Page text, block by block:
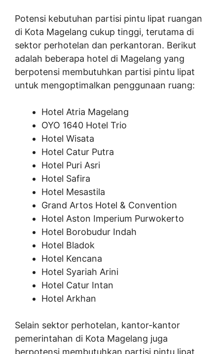
Potensi kebutuhan partisi pintu lipat ruangan
di Kota Magelang cukup tinggi, terutama di
sektor perhotelan dan perkantoran. Berikut
adalah beberapa hotel di Magelang yang
berpotensi membutuhkan partisi pintu lipat
untuk mengoptimalkan penggunaan ruang:
Hotel Atria Magelang
OYO 1640 Hotel Trio
Hotel Wisata
Hotel Catur Putra
Hotel Puri Asri
Hotel Safira
Hotel Mesastila
Grand Artos Hotel & Convention
Hotel Aston Imperium Purwokerto
Hotel Borobudur Indah
Hotel Bladok
Hotel Kencana
Hotel Syariah Arini
Hotel Catur Intan
Hotel Arkhan
Selain sektor perhotelan, kantor-kantor
pemerintahan di Kota Magelang juga
berpotensi membutuhkan partisi pintu lipat